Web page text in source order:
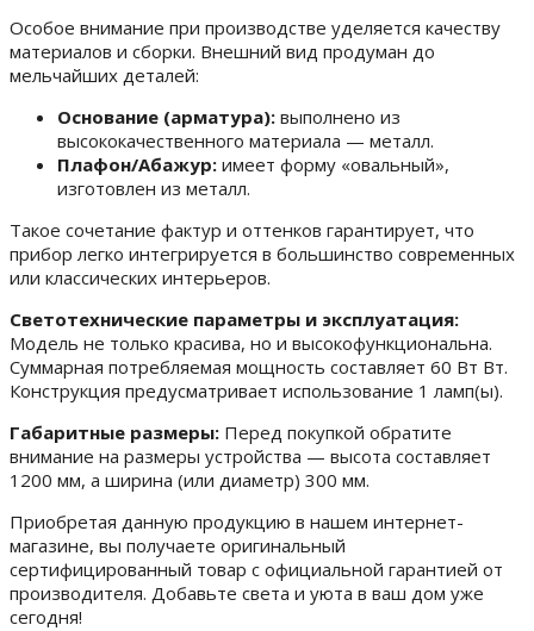
Особое внимание при производстве уделяется качеству
материалов и сборки. Внешний вид продуман до
мельчайших деталей:
Основание (арматура): выполнено из
высококачественного материала — металл.
Плафон/Абажур: имеет форму «овальный»,
изготовлен из металл.
Такое сочетание фактур и оттенков гарантирует, что
прибор легко интегрируется в большинство современных
или классических интерьеров.
Светотехнические параметры и эксплуатация:
Модель не только красива, но и высокофункциональна.
Суммарная потребляемая мощность составляет 60 Вт Вт.
Конструкция предусматривает использование 1 ламп(ы).
Габаритные размеры: Перед покупкой обратите
внимание на размеры устройства — высота составляет
1200 мм, а ширина (или диаметр) 300 мм.
Приобретая данную продукцию в нашем интернет-
магазине, вы получаете оригинальный
сертифицированный товар с официальной гарантией от
производителя. Добавьте света и уюта в ваш дом уже
сегодня!